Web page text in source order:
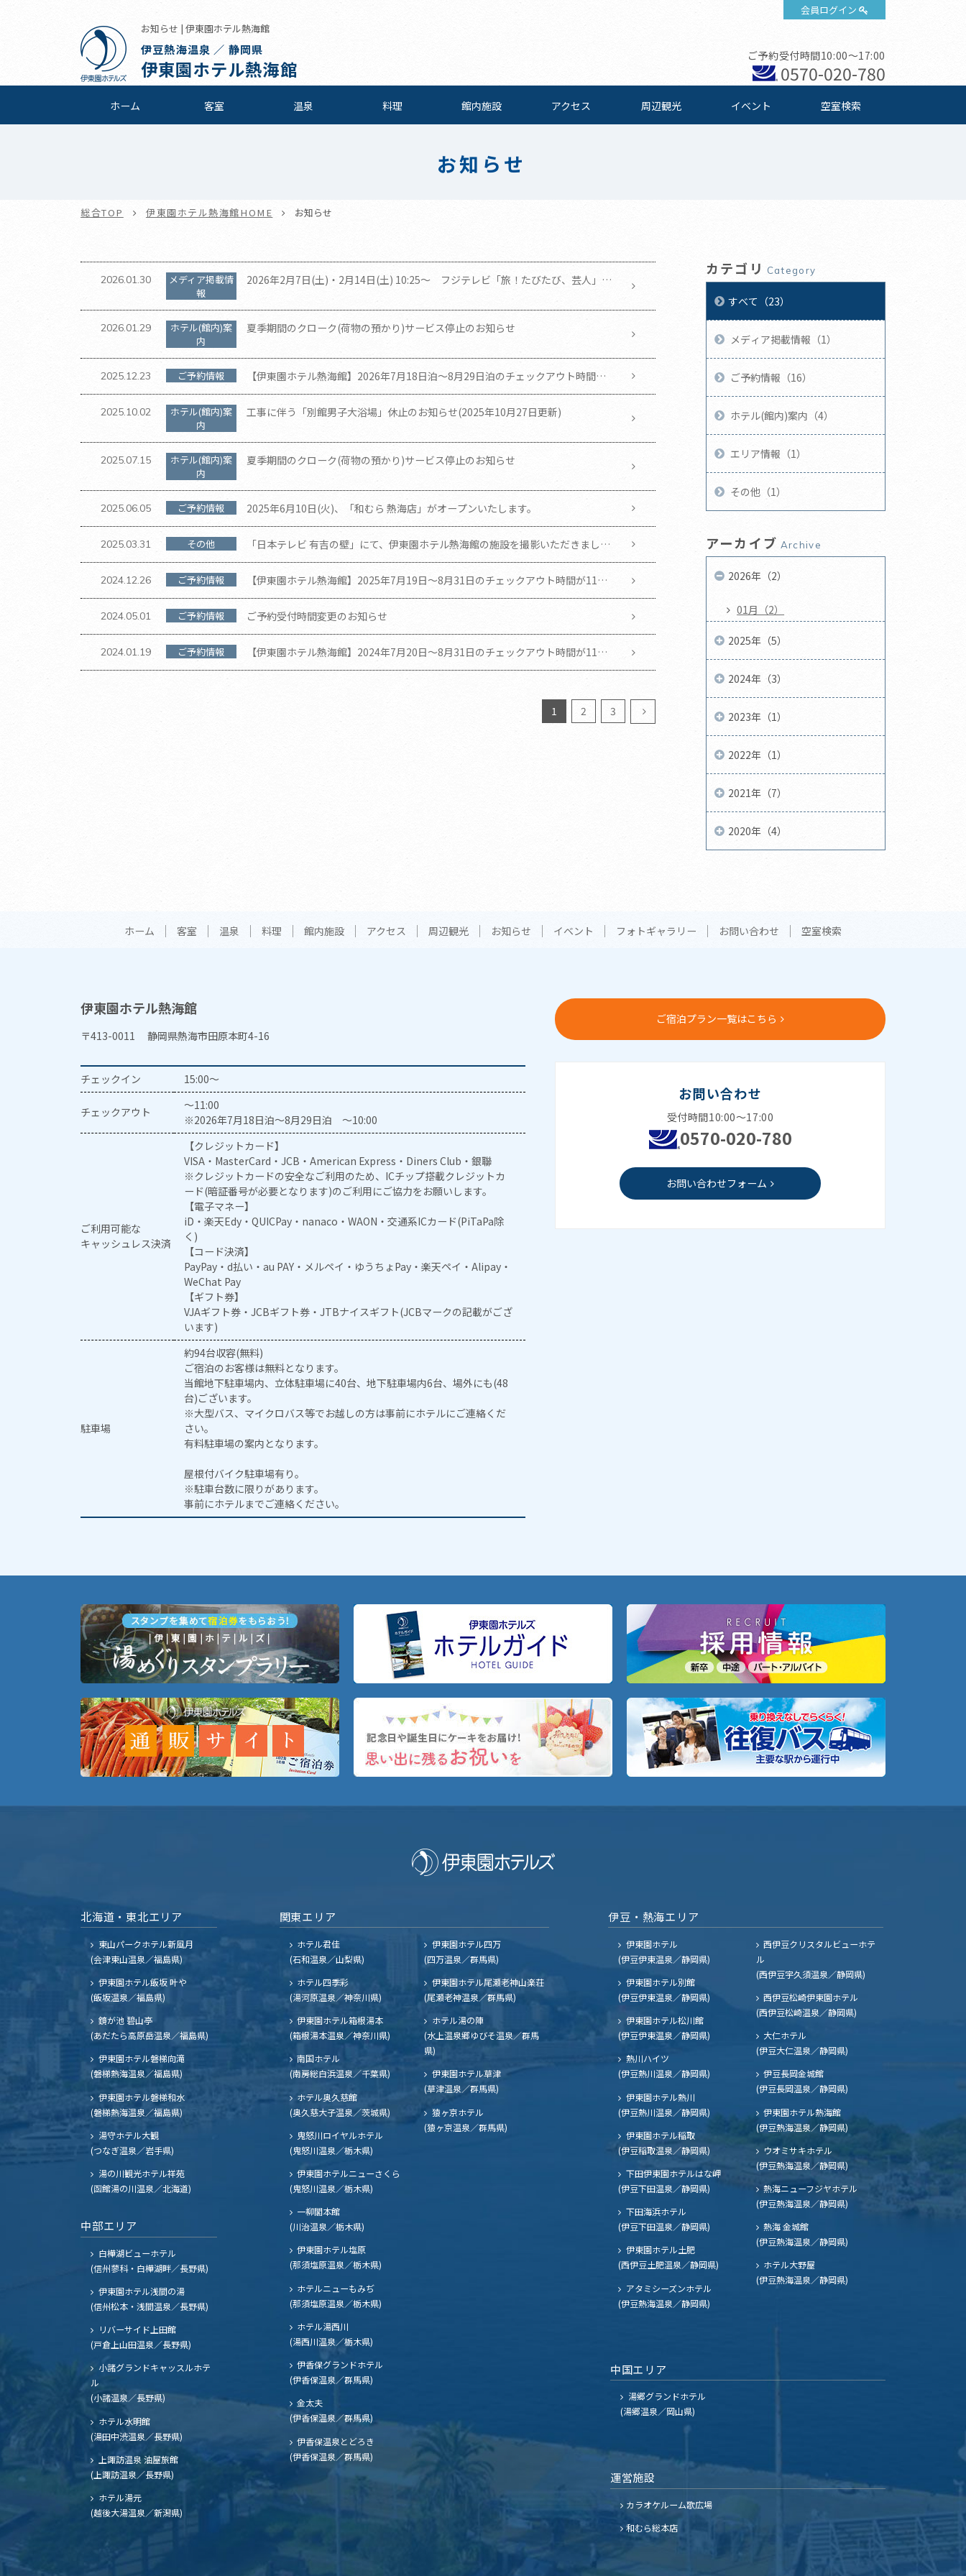
会員ログイン
お知らせ | 伊東園ホテル熱海館
伊豆熱海温泉 ／ 静岡県
伊東園ホテル熱海館
ご予約受付時間10:00～17:00
0570-020-780
ホーム 客室 温泉 料理 館内施設 アクセス 周辺観光 イベント 空室検索
お知らせ
総合TOP 伊東園ホテル熱海館HOME お知らせ
2026.01.30
メディア掲載情
報
2026年2月7日(土)・2月14日(土) 10:25～ フジテレビ「旅！たびたび、芸人」に
2026.01.29
ホテル(館内)案
内
夏季期間のクローク(荷物の預かり)サービス停止のお知らせ
2025.12.23 ご予約情報
​【伊東園ホテル熱海館】2026年7月18日泊～8月29日泊のチェックアウト時間が
11時から10時に変更となります。
2025.10.02
ホテル(館内)案
内
工事に伴う「別館男子大浴場」休止のお知らせ(2025年10月27日更新)
2025.07.15
ホテル(館内)案
内
夏季期間のクローク(荷物の預かり)サービス停止のお知らせ
2025.06.05 ご予約情報 2025年6月10日(火)、「和むら 熱海店」がオープンいたします。
2025.03.31 その他
「日本テレビ 有吉の壁」にて、伊東園ホテル熱海館の施設を撮影いただきまし
た。
2024.12.26 ご予約情報
【伊東園ホテル熱海館】2025年7月19日～8月31日のチェックアウト時間が11時
から10時に変更となります。
2024.05.01 ご予約情報 ご予約受付時間変更のお知らせ
2024.01.19 ご予約情報
【伊東園ホテル熱海館】2024年7月20日～8月31日のチェックアウト時間が11時
から10時に変更となります。
1 2 3
カテゴリ Category
すべて（23）
メディア掲載情報（1）
ご予約情報（16）
ホテル(館内)案内（4）
エリア情報（1）
その他（1）
アーカイブ Archive
2026年（2）
01月（2）
2025年（5）
2024年（3）
2023年（1）
2022年（1）
2021年（7）
2020年（4）
ホーム 客室 温泉 料理 館内施設 アクセス 周辺観光 お知らせ イベント フォトギャラリー お問い合わせ 空室検索
伊東園ホテル熱海館
〒413-0011 静岡県熱海市田原本町4-16
チェックイン 15:00～
チェックアウト
～11:00
※2026年7月18日泊～8月29日泊 ～10:00
ご利用可能な
キャッシュレス決済
【クレジットカード】
VISA・MasterCard・JCB・American Express・Diners Club・銀聯
※クレジットカードの安全なご利用のため、ICチップ搭載クレジットカ
ード(暗証番号が必要となります)のご利用にご協力をお願いします。
【電子マネー】
iD・楽天Edy・QUICPay・nanaco・WAON・交通系ICカード(PiTaPa除
く)
【コード決済】
PayPay・d払い・au PAY・メルペイ・ゆうちょPay・楽天ペイ・Alipay・
WeChat Pay
【ギフト券】
VJAギフト券・JCBギフト券・JTBナイスギフト(JCBマークの記載がござ
います)
駐車場
約94台収容(無料)
ご宿泊のお客様は無料となります。
当館地下駐車場内、立体駐車場に40台、地下駐車場内6台、場外にも(48
台)ございます。
※大型バス、マイクロバス等でお越しの方は事前にホテルにご連絡くだ
さい。
有料駐車場の案内となります。
屋根付バイク駐車場有り。
※駐車台数に限りがあります。
事前にホテルまでご連絡ください。
ご宿泊プラン一覧はこちら
お問い合わせ
受付時間10:00～17:00
0570-020-780
お問い合わせフォーム
北海道・東北エリア
東山パークホテル新風月
(会津東山温泉／福島県)
伊東園ホテル飯坂 叶や
(飯坂温泉／福島県)
鏡が池 碧山亭
(あだたら高原岳温泉／福島県)
伊東園ホテル磐梯向滝
(磐梯熱海温泉／福島県)
伊東園ホテル磐梯和水
(磐梯熱海温泉／福島県)
湯守ホテル大観
(つなぎ温泉／岩手県)
湯の川観光ホテル祥苑
(函館湯の川温泉／北海道)
中部エリア
白樺湖ビューホテル
(信州蓼科・白樺湖畔／長野県)
伊東園ホテル浅間の湯
(信州松本・浅間温泉／長野県)
リバーサイド上田館
(戸倉上山田温泉／長野県)
小諸グランドキャッスルホテ
ル
(小諸温泉／長野県)
ホテル水明館
(湯田中渋温泉／長野県)
上諏訪温泉 油屋旅館
(上諏訪温泉／長野県)
ホテル湯元
(越後大湯温泉／新潟県)
関東エリア
ホテル君佳
(石和温泉／山梨県)
ホテル四季彩
(湯河原温泉／神奈川県)
伊東園ホテル箱根湯本
(箱根湯本温泉／神奈川県)
南国ホテル
(南房総白浜温泉／千葉県)
ホテル奥久慈館
(奥久慈大子温泉／茨城県)
鬼怒川ロイヤルホテル
(鬼怒川温泉／栃木県)
伊東園ホテルニューさくら
(鬼怒川温泉／栃木県)
一柳閣本館
(川治温泉／栃木県)
伊東園ホテル塩原
(那須塩原温泉／栃木県)
ホテルニューもみぢ
(那須塩原温泉／栃木県)
ホテル湯西川
(湯西川温泉／栃木県)
伊香保グランドホテル
(伊香保温泉／群馬県)
金太夫
(伊香保温泉／群馬県)
伊香保温泉とどろき
(伊香保温泉／群馬県)
伊東園ホテル四万
(四万温泉／群馬県)
伊東園ホテル尾瀬老神山楽荘
(尾瀬老神温泉／群馬県)
ホテル湯の陣
(水上温泉郷ゆびそ温泉／群馬
県)
伊東園ホテル草津
(草津温泉／群馬県)
猿ヶ京ホテル
(猿ヶ京温泉／群馬県)
伊豆・熱海エリア
伊東園ホテル
(伊豆伊東温泉／静岡県)
伊東園ホテル別館
(伊豆伊東温泉／静岡県)
伊東園ホテル松川館
(伊豆伊東温泉／静岡県)
熱川ハイツ
(伊豆熱川温泉／静岡県)
伊東園ホテル熱川
(伊豆熱川温泉／静岡県)
伊東園ホテル稲取
(伊豆稲取温泉／静岡県)
下田伊東園ホテルはな岬
(伊豆下田温泉／静岡県)
下田海浜ホテル
(伊豆下田温泉／静岡県)
伊東園ホテル土肥
(西伊豆土肥温泉／静岡県)
西伊豆クリスタルビューホテ
ル
(西伊豆宇久須温泉／静岡県)
西伊豆松崎伊東園ホテル
(西伊豆松崎温泉／静岡県)
大仁ホテル
(伊豆大仁温泉／静岡県)
伊豆長岡金城館
(伊豆長岡温泉／静岡県)
伊東園ホテル熱海館
(伊豆熱海温泉／静岡県)
ウオミサキホテル
(伊豆熱海温泉／静岡県)
熱海ニューフジヤホテル
(伊豆熱海温泉／静岡県)
熱海 金城館
(伊豆熱海温泉／静岡県)
ホテル大野屋
(伊豆熱海温泉／静岡県)
アタミシーズンホテル
(伊豆熱海温泉／静岡県)
中国エリア
湯郷グランドホテル
(湯郷温泉／岡山県)
運営施設
カラオケルーム歌広場
和むら総本店